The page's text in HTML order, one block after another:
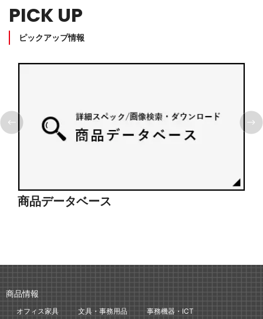
PICK UP
ピックアップ情報
商品データベース
商品情報
オフィス家具 文具・事務用品
事務機器・ICT